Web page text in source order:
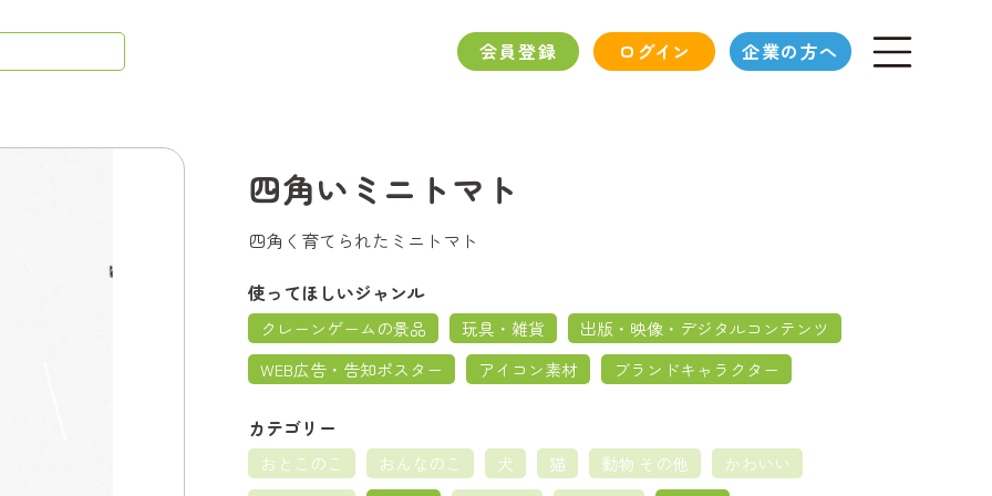
会員登録 ログイン 企業の方へ
四角いミニトマト
四角く育てられたミニトマト
使ってほしいジャンル
クレーンゲームの景品 玩具・雑貨
出版・映像・デジタルコンテンツ
WEB広告・告知ポスター
アイコン素材 ブランドキャラクター
カテゴリー
おとこのこ おんなのこ 犬 猫 動物 その他
かわいい